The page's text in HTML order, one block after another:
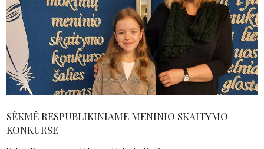
SĖKMĖ RESPUBLIKINIAME MENINIO SKAITYMO
KONKURSE